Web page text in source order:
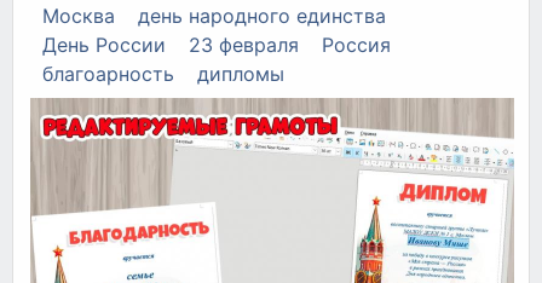
Москва
день народного единства
День России
23 февраля
Россия
благоарность
дипломы